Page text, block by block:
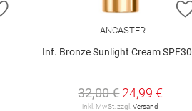
ZUR WUNSCHLISTE HINZUFÜGEN
LANCASTER
Inf. Bronze Sunlight Cream SPF30 2 50 ml
32,00 € 24,99 €
inkl. MwSt. zzgl.Versand